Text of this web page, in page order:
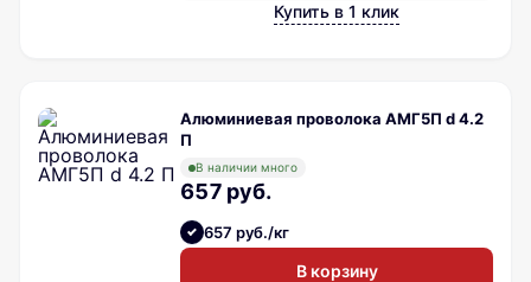
Купить в 1 клик
Алюминиевая проволока АМГ5П d 4.2
П
В наличии много
657 руб.
657 руб./кг
В корзину